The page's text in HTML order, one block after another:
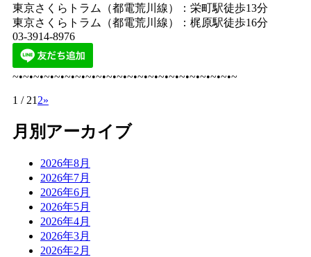
東京さくらトラム（都電荒川線）：栄町駅徒歩13分
東京さくらトラム（都電荒川線）：梶原駅徒歩16分
03-3914-8976
~•~•~•~•~•~•~•~•~•~•~•~•~•~•~•~•~•~•~•~•~•~
1 / 21 2»
月別アーカイブ
2026年8月
2026年7月
2026年6月
2026年5月
2026年4月
2026年3月
2026年2月